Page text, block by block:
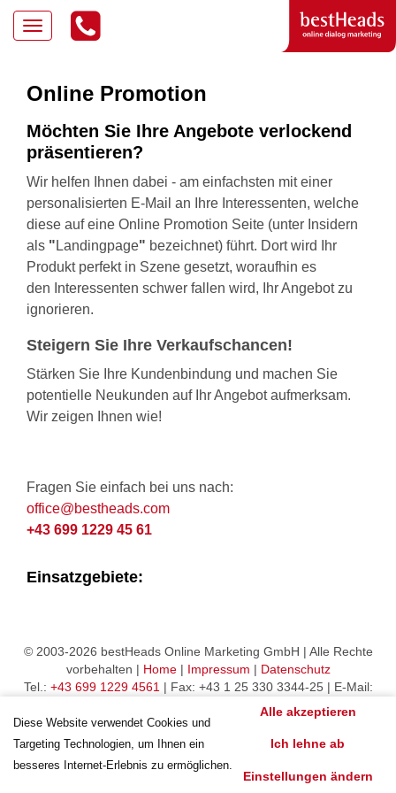
Diese Website verwendet Cookies und
Targeting Technologien, um Ihnen ein
besseres Internet-Erlebnis zu ermöglichen.
Alle akzeptieren
Ich lehne ab
Einstellungen ändern
Online Promotion
Möchten Sie Ihre Angebote verlockend
präsentieren?
Wir helfen Ihnen dabei - am einfachsten mit einer
personalisierten E-Mail an Ihre Interessenten, welche
diese auf eine Online Promotion Seite (unter Insidern
als " Landingpage" bezeichnet) führt. Dort wird Ihr
Produkt perfekt in Szene gesetzt, woraufhin es
den Interessenten schwer fallen wird, Ihr Angebot zu
ignorieren.
Steigern Sie Ihre Verkaufschancen!
Stärken Sie Ihre Kundenbindung und machen Sie
potentielle Neukunden auf Ihr Angebot aufmerksam.
Wir zeigen Ihnen wie!
Fragen Sie einfach bei uns nach:
office@bestheads.com
+43 699 1229 45 61
Einsatzgebiete:
© 2003-2026 bestHeads Online Marketing GmbH | Alle Rechte
vorbehalten | Home| Impressum | Datenschutz
Tel.: +43 699 1229 4561 | Fax: +43 1 25 330 3344-25 | E-Mail: